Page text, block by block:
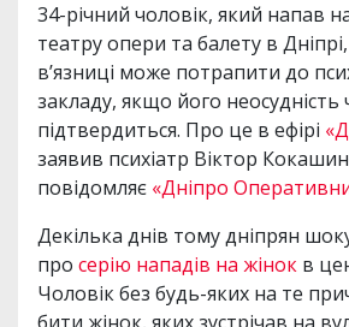
34-річний чоловік, який напав
театру опери та балету в
в’язниці може потрапити до
закладу, якщо його неосудність
підтвердиться. Про це в ефірі
заявив психіатр Віктор
повідомляє «Дніпро
Декілька днів тому дніпрян
про серію нападів на жінок в
Чоловік без будь-яких на те